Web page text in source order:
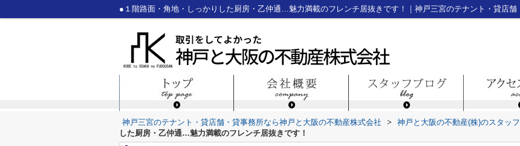
●１階路面・角地・しっかりした厨房・乙仲通…魅力満載のフレンチ居抜きです！｜神戸三宮のテナント・貸店
神戸三宮のテナント・貸店舗・貸事務所なら神戸と大阪の不動産株式会社 > 神戸と大阪の不動産(株)のスタッ
した厨房・乙仲通…魅力満載のフレンチ居抜きです！